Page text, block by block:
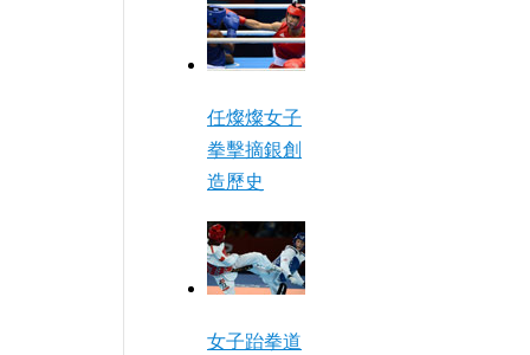
任燦燦女子
拳擊摘銀創
造歷史
女子跆拳道